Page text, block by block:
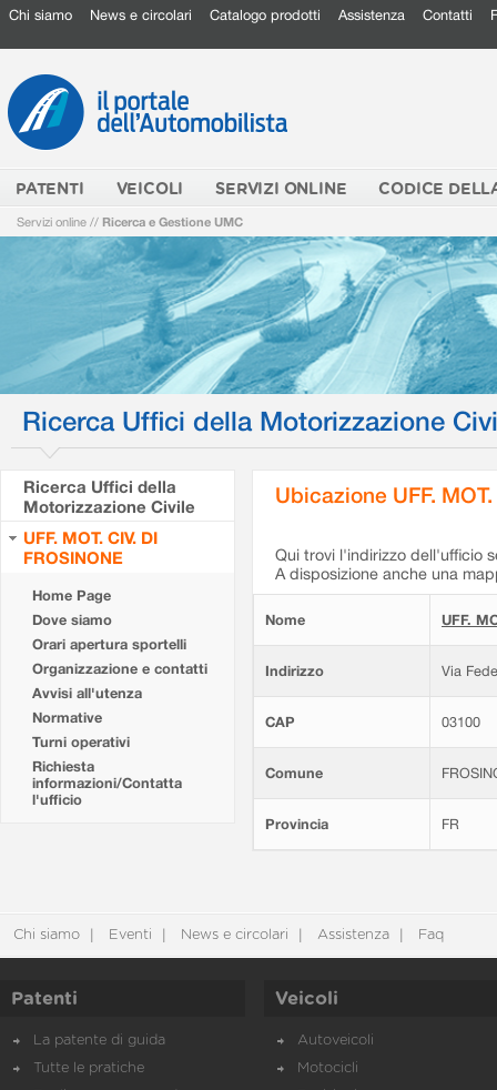
Chi siamo News e circolari Catalogo prodotti Assistenza Contatti
PATENTI VEICOLI SERVIZI ONLINE CODICE
Servizi online // Ricerca e Gestione UMC
Ricerca Uffici della Motorizzazione
Ricerca Uffici della
Motorizzazione Civile
UFF. MOT. CIV. DI
FROSINONE
Home Page
Dove siamo
Orari apertura sportelli
Organizzazione e contatti
Avvisi all'utenza
Normative
Turni operativi
Richiesta
informazioni/Contatta
l'ufficio
Ubicazione UFF.
Qui trovi l'indirizzo dell'ufficio
A disposizione anche una
Nome UFF.
Indirizzo Via
CAP 03100
Comune
Provincia FR
Chi siamo Eventi News e circolari Assistenza Faq
Patenti
La patente di guida
Tutte le pratiche
Veicoli
Autoveicoli
Motocicli